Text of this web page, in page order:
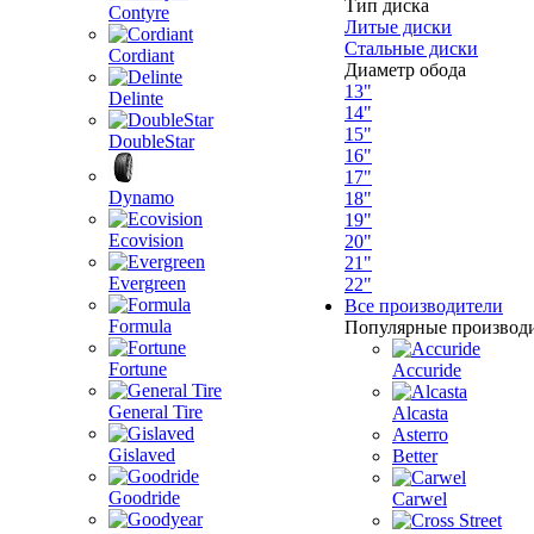
Contyre
Cordiant
Delinte
DoubleStar
Dynamo
Ecovision
Evergreen
Formula
Fortune
General Tire
Gislaved
Goodride
Тип диска
Литые диски
Стальные диски
Диаметр обода
13"
14"
15"
16"
17"
18"
19"
20"
21"
22"
Все производители
Популярные
Accuride
Alcasta
Asterro
Better
Carwel